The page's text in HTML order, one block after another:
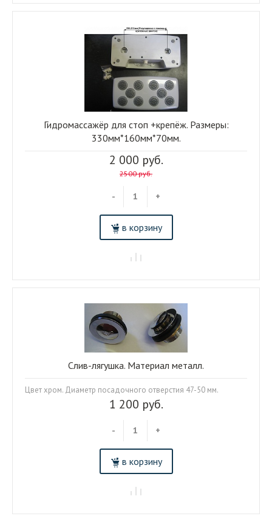
2 000 руб.
2500 руб.
- +
в корзину
Гидромассажёр для стоп +крепёж. Размеры:
330мм*160мм*70мм.
1 200 руб.
- +
в корзину
Слив-лягушка. Материал металл.
Цвет хром. Диаметр посадочного отверстия 47-50 мм.